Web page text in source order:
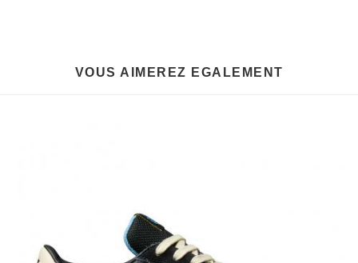
VOUS AIMEREZ EGALEMENT